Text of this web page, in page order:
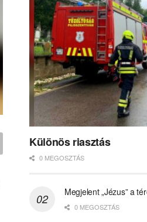
Különös riasztás
0 MEGOSZTÁS
Megjelent „Jézus” a
0 MEGOSZTÁS